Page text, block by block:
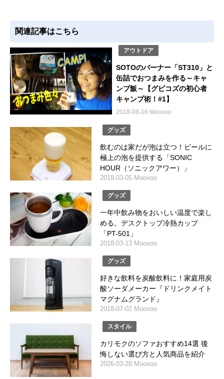
関連記事はこちら
アウトドア
SOTOのバーナー「ST310」と
缶詰でおつまみを作る～キャ
ンプ飯～【グピコズの初心者
キャンプ術！#1】
2018-08-16 Moovoo
グッズ
飲むのは家だが泡は立つ！ビールに
極上の泡を提供する「SONIC
HOUR（ソニックアワー）」
2018-03-05 Moovoo
グッズ
一年中飲み物をおいしい温度で楽し
める。デスクトップ冷熱カップ
「PT-501」
2018-03-13 Moovoo
グッズ
好きな飲料を炭酸飲料に！家庭用炭
酸ソーダメーカー『ドリンクメイト
マグナムグランド』
2018-07-02 Moovoo
スタイル
カリモクのソファおすすめ14選 後
悔しない選び方と人気商品を紹介
2026-03-28 Moovoo